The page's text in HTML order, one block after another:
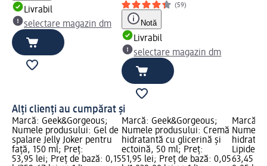
Livrabil
selectare magazin dm
(59)
Notă
Livrabil
selectare magazin dm
Alți clienți au cumpărat și
Marcă: Geek&Gorgeous;
Numele produsului: Gel de
spalare Jelly Joker pentru
față, 150 ml; Preț:
53,95 lei; Preț de bază: 0,15
Marcă: Geek&Gorgeous;
Numele produsului: Cremă
hidratantă cu glicerină și
ectoină, 50 ml; Preț:
51,95 lei; Preț de bază: 0,05
Marcă:
Numele
Lipide,
63,45